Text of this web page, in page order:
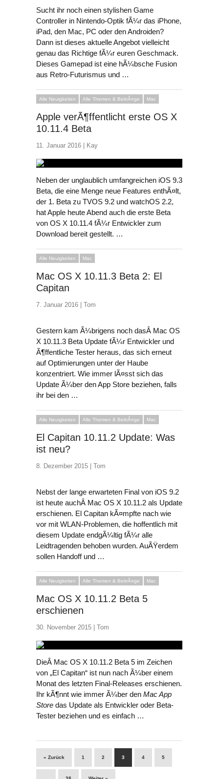
Sucht ihr noch einen stylishen Game
Controller in Nintendo-Optik fÃ¼r das iPhone,
iPad, den Mac, PC oder den Androiden?
Dann ist dieses aktuelle Angebot vielleicht
genau das Richtige fÃ¼r euren Geschmack.
Dieses Gamepad ist eine hÃ¼bsche Fusion
aus Retro-Futurismus und …
Alle Neuigkeiten Alle Themen & BeitrÃ¤ge Mac
Apple verÃ¶ffentlicht erste OS X
10.11.4 Beta
11. Januar 2016 | Kay
Neben der unglaublich umfangreichen iOS 9.3
Beta, die eine Menge neue Features enthÃ¤lt,
der 1. Beta zu TVOS 9.2 und watchOS 2.2,
hat Apple heute Abend auch die erste Beta
von OS X 10.11.4 fÃ¼r Entwickler zum
Download bereit gestellt. …
Alle Neuigkeiten Mac
Mac OS X 10.11.3 Beta 2: El
Capitan
7. Januar 2016 | Tom
Gestern kam Ã¼brigens noch dasÂ Mac OS
X 10.11.3 Beta Update fÃ¼r Entwickler und
Ã¶ffentliche Tester heraus, das sich erneut
auf Optimierungen unter der Haube
konzentriert. Wie immer lÃ¤sst sich das
Update Ã¼ber den App Store beziehen, falls
ihr bei den …
Alle Neuigkeiten Alle Themen & BeitrÃ¤ge Mac
El Capitan 10.11.2 Update: Was
ist neu?
8. Dezember 2015 | Tom
Nebst der lange erwarteten Final von iOS 9.2
ist heute auchÂ Mac OS X 10.11.2 als Update
erschienen. El Capitan kÃ¤mpfte nach wie
vor mit WLAN-Problemen, die hoffentlich mit
diesem Update endgÃ¼ltig fÃ¼r alle
Leidtragenden behoben wurden. AuÃŸerdem
sollen Handoff und …
Alle Neuigkeiten Alle Themen & BeitrÃ¤ge Mac
Mac OS X 10.11.2 Beta 5
erschienen
30. November 2015 | Tom
DieÂ Mac OS X 10.11.2 Beta 5 im Zeichen
von „El Capitan“ ist nun nach Ã¼ber einem
Monat des letzten Final-Releases erschienen.
Ihr kÃ¶nnt wie immer Ã¼ber den Mac App
Store das Update als Entwickler oder Beta-
Tester beziehen und es einfach …
« Zurück 1 2 3 4 5